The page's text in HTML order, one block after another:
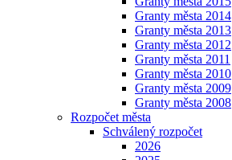
Granty města 2014
Granty města 2013
Granty města 2012
Granty města 2011
Granty města 2010
Granty města 2009
Granty města 2008
Rozpočet města
Schválený rozpočet
2026